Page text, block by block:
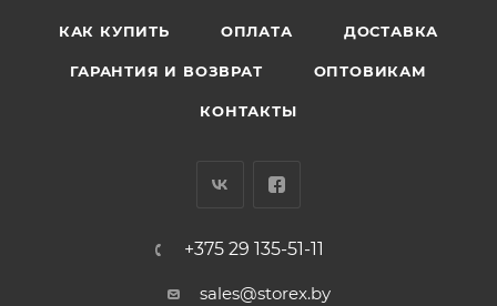
КАК КУПИТЬ ОПЛАТА ДОСТАВКА
ГАРАНТИЯ И ВОЗВРАТ ОПТОВИКАМ
КОНТАКТЫ
+375 29 135-51-11
sales@storex.by